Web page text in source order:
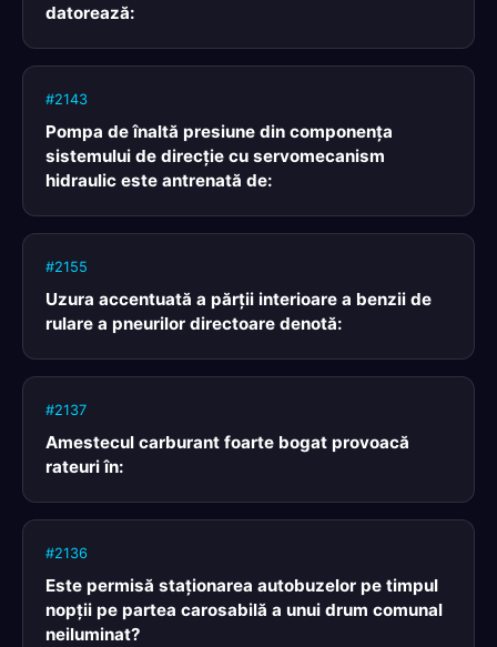
datorează:
#2143
Pompa de înaltă presiune din componenţa
sistemului de direcţie cu servomecanism
hidraulic este antrenată de:
#2155
Uzura accentuată a părţii interioare a benzii de
rulare a pneurilor directoare denotă:
#2137
Amestecul carburant foarte bogat provoacă
rateuri în:
#2136
Este permisă staţionarea autobuzelor pe timpul
nopţii pe partea carosabilă a unui drum comunal
neiluminat?